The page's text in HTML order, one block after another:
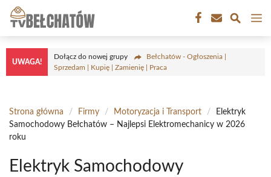
Przejdź
treści
UWAGA!
Dołącz do nowej grupy
Bełchatów - Ogłoszenia |
Sprzedam | Kupię | Zamienię | Praca
Strona główna / Firmy / Motoryzacja i Transport /
Elektryk
Samochodowy Bełchatów – Najlepsi Elektromechanicy w 2026
roku
Elektryk Samochodowy